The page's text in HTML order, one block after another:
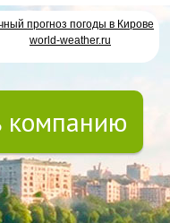
прогноз погоды в Кирове
world-weather.ru
компанию